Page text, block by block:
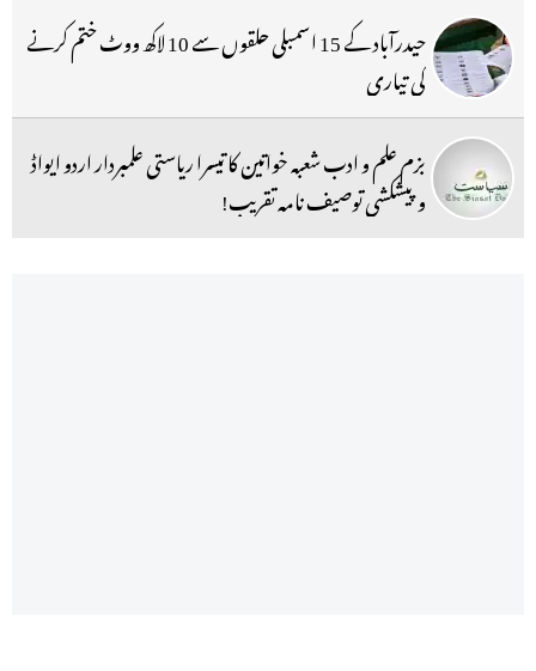
حیدرآباد کے 15 اسمبلی حلقوں سے 10 لاکھ ووٹ ختم کرنے
کی تیاری
بزم علم و ادب شعبہ خواتین کا تیسرا ریاستی علمبردار اردو ایواڈ
و پیشکشی توصیف نامہ تقریب!